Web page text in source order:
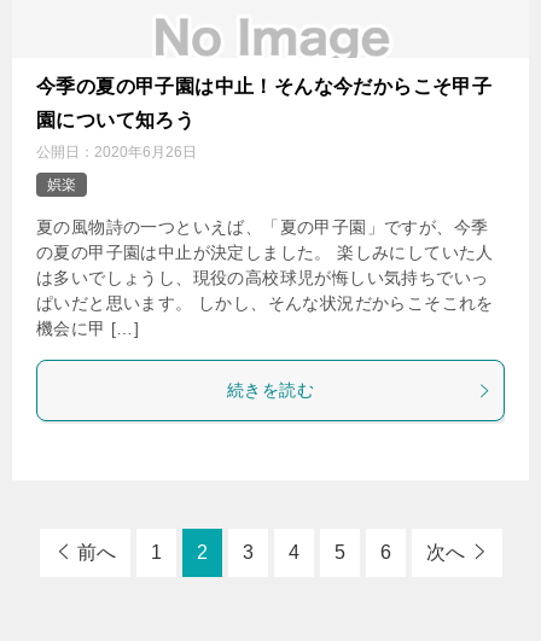
今季の夏の甲子園は中止！そんな今だからこそ甲子
園について知ろう
公開日： 2020年6月26日
娯楽
夏の風物詩の一つといえば、「夏の甲子園」ですが、今季
の夏の甲子園は中止が決定しました。 楽しみにしていた人
は多いでしょうし、現役の高校球児が悔しい気持ちでいっ
ぱいだと思います。 しかし、そんな状況だからこそこれを
機会に甲 […]
続きを読む
前へ 1 2 3 4 5 6 次へ